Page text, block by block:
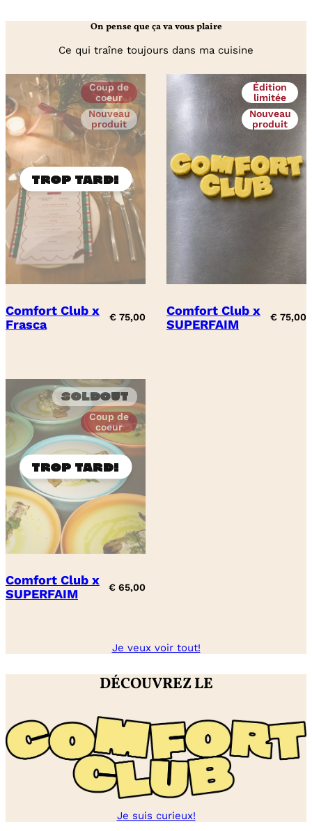
parmesan
ciboulette
On pense que ça va vous plaire
Ce qui traîne toujours dans ma cuisine
Coup de
coeur
Nouveau
produit
Comfort Club x
Frasca
€ 75,00
Édition
limitée
Nouveau
produit
Comfort Club x
SUPERFAIM
€ 75,00
Soldout
Coup de
coeur
Comfort Club x
SUPERFAIM
€ 65,00
Je veux voir tout!
DÉCOUVREZ LE
Je suis curieux!